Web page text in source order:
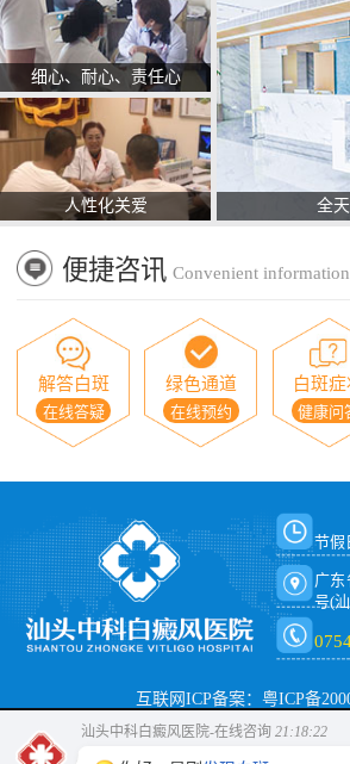
细心、耐心、责任心
人性化关爱 全
便捷咨讯 Convenient information
解答白斑
在线答疑
绿色通道
在线预约
白斑
健康问
节假
广东
号(
互联网ICP备案：粤ICP备
汕头中科白癜风医院-在线咨询 21:18:23